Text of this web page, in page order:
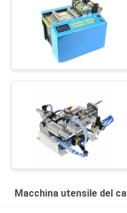
Macchina utensile del